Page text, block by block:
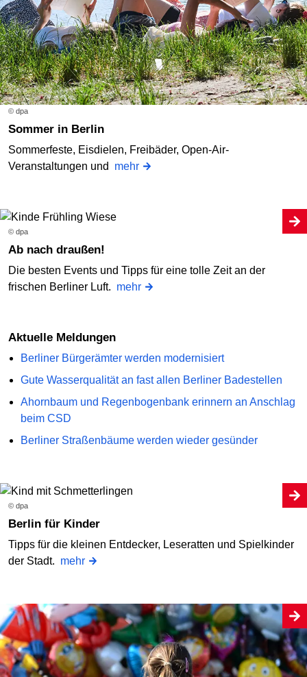
© dpa
Sommer in Berlin
Sommerfeste, Eisdielen, Freibäder, Open-Air-
Veranstaltungen und mehr
© dpa
Ab nach draußen!
Die besten Events und Tipps für eine tolle Zeit an der
frischen Berliner Luft. mehr
Aktuelle Meldungen
Berliner Bürgerämter werden modernisiert
Gute Wasserqualität an fast allen Berliner Badestellen
Ahornbaum und Regenbogenbank erinnern an Anschlag
beim CSD
Berliner Straßenbäume werden wieder gesünder
© dpa
Berlin für Kinder
Tipps für die kleinen Entdecker, Leseratten und Spielkinder
der Stadt. mehr